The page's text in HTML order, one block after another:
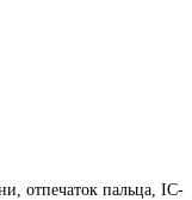
отпечаток пальца, IC-